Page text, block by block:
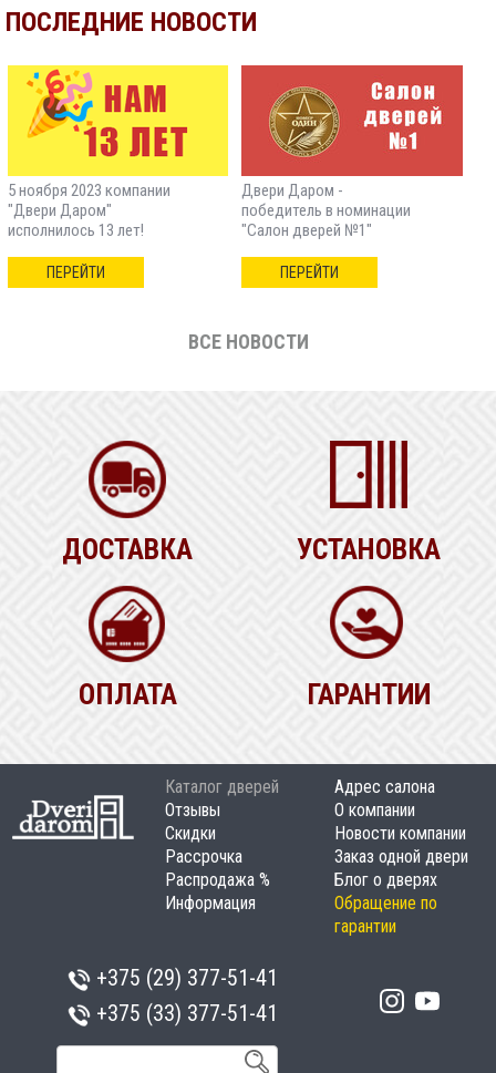
ПОСЛЕДНИЕ НОВОСТИ
5 ноября 2023 компании
"Двери Даром"
исполнилось 13 лет!
ПЕРЕЙТИ
Двери Даром -
победитель в номинации
"Салон дверей №1"
ПЕРЕЙТИ
ВСЕ НОВОСТИ
ДОСТАВКА УСТАНОВКА
ОПЛАТА ГАРАНТИИ
Каталог дверей
Отзывы
Скидки
Рассрочка
Распродажа %
Информация
Адрес салона
О компании
Новости компании
Заказ одной двери
Блог о дверях
Обращение по
гарантии
+375 (29) 377-51-41
+375 (33) 377-51-41